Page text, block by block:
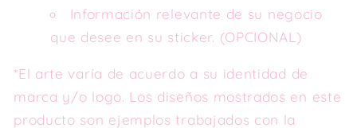
Información relevante de su negocio
que desee en su sticker. (OPCIONAL)
*El arte varía de acuerdo a su identidad de
marca y/o logo. Los diseños mostrados en este
producto son ejemplos trabajados con la